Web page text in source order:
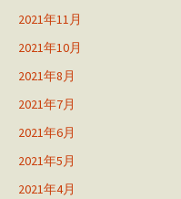
2021年11月
2021年10月
2021年8月
2021年7月
2021年6月
2021年5月
2021年4月